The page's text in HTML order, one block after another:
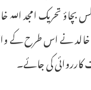
بچاؤ تحریک امجد
نے اس طرح کے واقعہ
کی جائے۔